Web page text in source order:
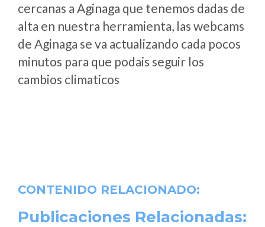
cercanas a Aginaga que tenemos dadas de
alta en nuestra herramienta, las webcams
de Aginaga se va actualizando cada pocos
minutos para que podais seguir los
cambios climaticos
CONTENIDO RELACIONADO:
Publicaciones Relacionadas: